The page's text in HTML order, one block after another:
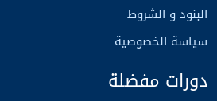
البنود و الشروط
سياسة الخصوصية
دورات مفضلة